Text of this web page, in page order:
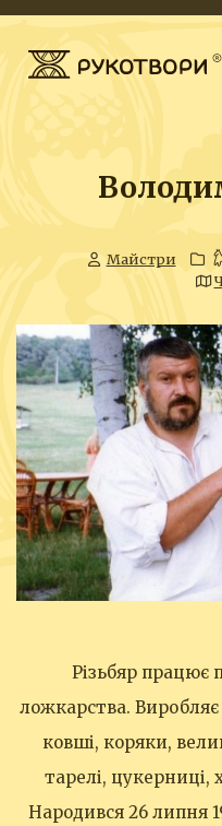
Майстри
Різьбяр працює
ложкарства.
ковші, коряки,
тарелі, цукерниці,
Народився 26 липня